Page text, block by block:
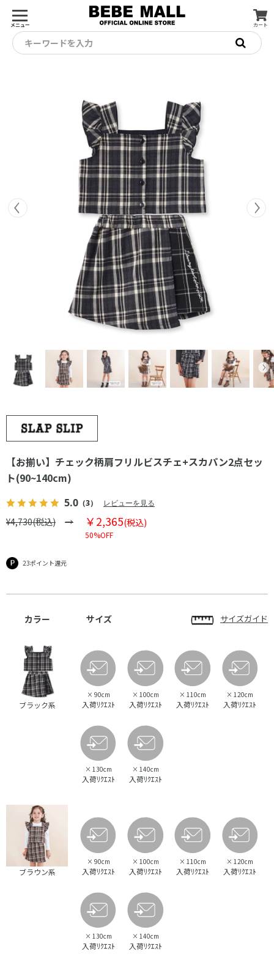
メニュー カート
キーワードを入力
【お揃い】チェック柄肩フリルビスチェ+スカパン2点セッ
ト(90~140cm)
5.0 （3） レビューを見る
¥4,730(税込) ￥2,365(税込)
50%OFF
23ポイント還元
カラー サイズ サイズガイド
ブラック系
× 90cm
入荷ﾘｸｴｽﾄ
× 100cm
入荷ﾘｸｴｽﾄ
× 110cm
入荷ﾘｸｴｽﾄ
× 120cm
入荷ﾘｸｴｽﾄ
× 130cm
入荷ﾘｸｴｽﾄ
× 140cm
入荷ﾘｸｴｽﾄ
ブラウン系
× 90cm
入荷ﾘｸｴｽﾄ
× 100cm
入荷ﾘｸｴｽﾄ
× 110cm
入荷ﾘｸｴｽﾄ
× 120cm
入荷ﾘｸｴｽﾄ
× 130cm
入荷ﾘｸｴｽﾄ
× 140cm
入荷ﾘｸｴｽﾄ